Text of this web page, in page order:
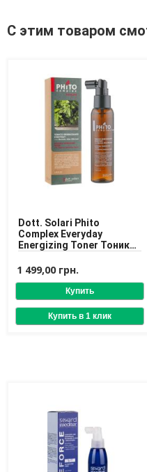
Уход для ног
Мужчинам
Для бороды и усов
Наборы косметики для
Средства для бритья
Уход для лица
Уход для тела
Уход за мужскими
О Магазине
Каталог
Контакты
Отзывы
С этим товаром
Dott. Solari Phito
Complex Everyday
Energizing Toner Тоник
волос
1 499,00 грн.